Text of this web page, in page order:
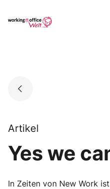
Go to landing page.
Artikel
Yes we
In Zeiten von New Work